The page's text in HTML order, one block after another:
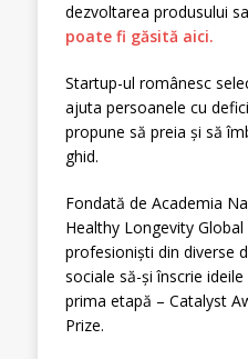
dezvoltarea produsului
poate fi găsită aici.
Startup-ul românesc
ajuta persoanele cu
propune să preia și să
ghid.
Fondată de Academia
Healthy Longevity
profesioniști din diverse
sociale să-și înscrie
prima etapă – Catalyst
Prize.